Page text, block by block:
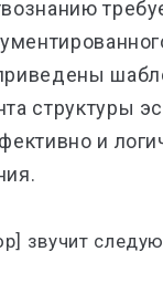
структуры
и
звучит